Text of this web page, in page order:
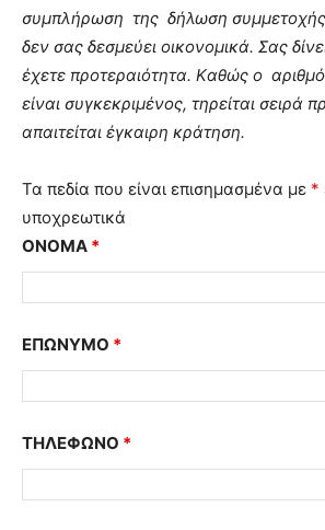
συμπλήρωση της δήλωση
δεν σας δεσμεύει οικονομικά. Σας
έχετε προτεραιότητα. Kαθώς ο
είναι συγκεκριμένος, τηρείται σειρά
απαιτείται έγκαιρη κράτηση.
Τα πεδία που είναι επισημασμένα με *
υποχρεωτικά
ΟΝΟΜΑ *
ΕΠΩΝΥΜΟ *
ΤΗΛΕΦΩΝΟ *